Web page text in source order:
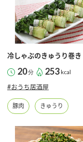
冷しゃぶのきゅうり巻き
20分 253 kcal
#おうち居酒屋
豚肉 きゅうり